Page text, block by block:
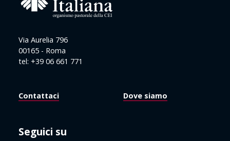
Via Aurelia 796
00165 - Roma
tel: +39 06 661 771
Contattaci Dove siamo
Seguici su